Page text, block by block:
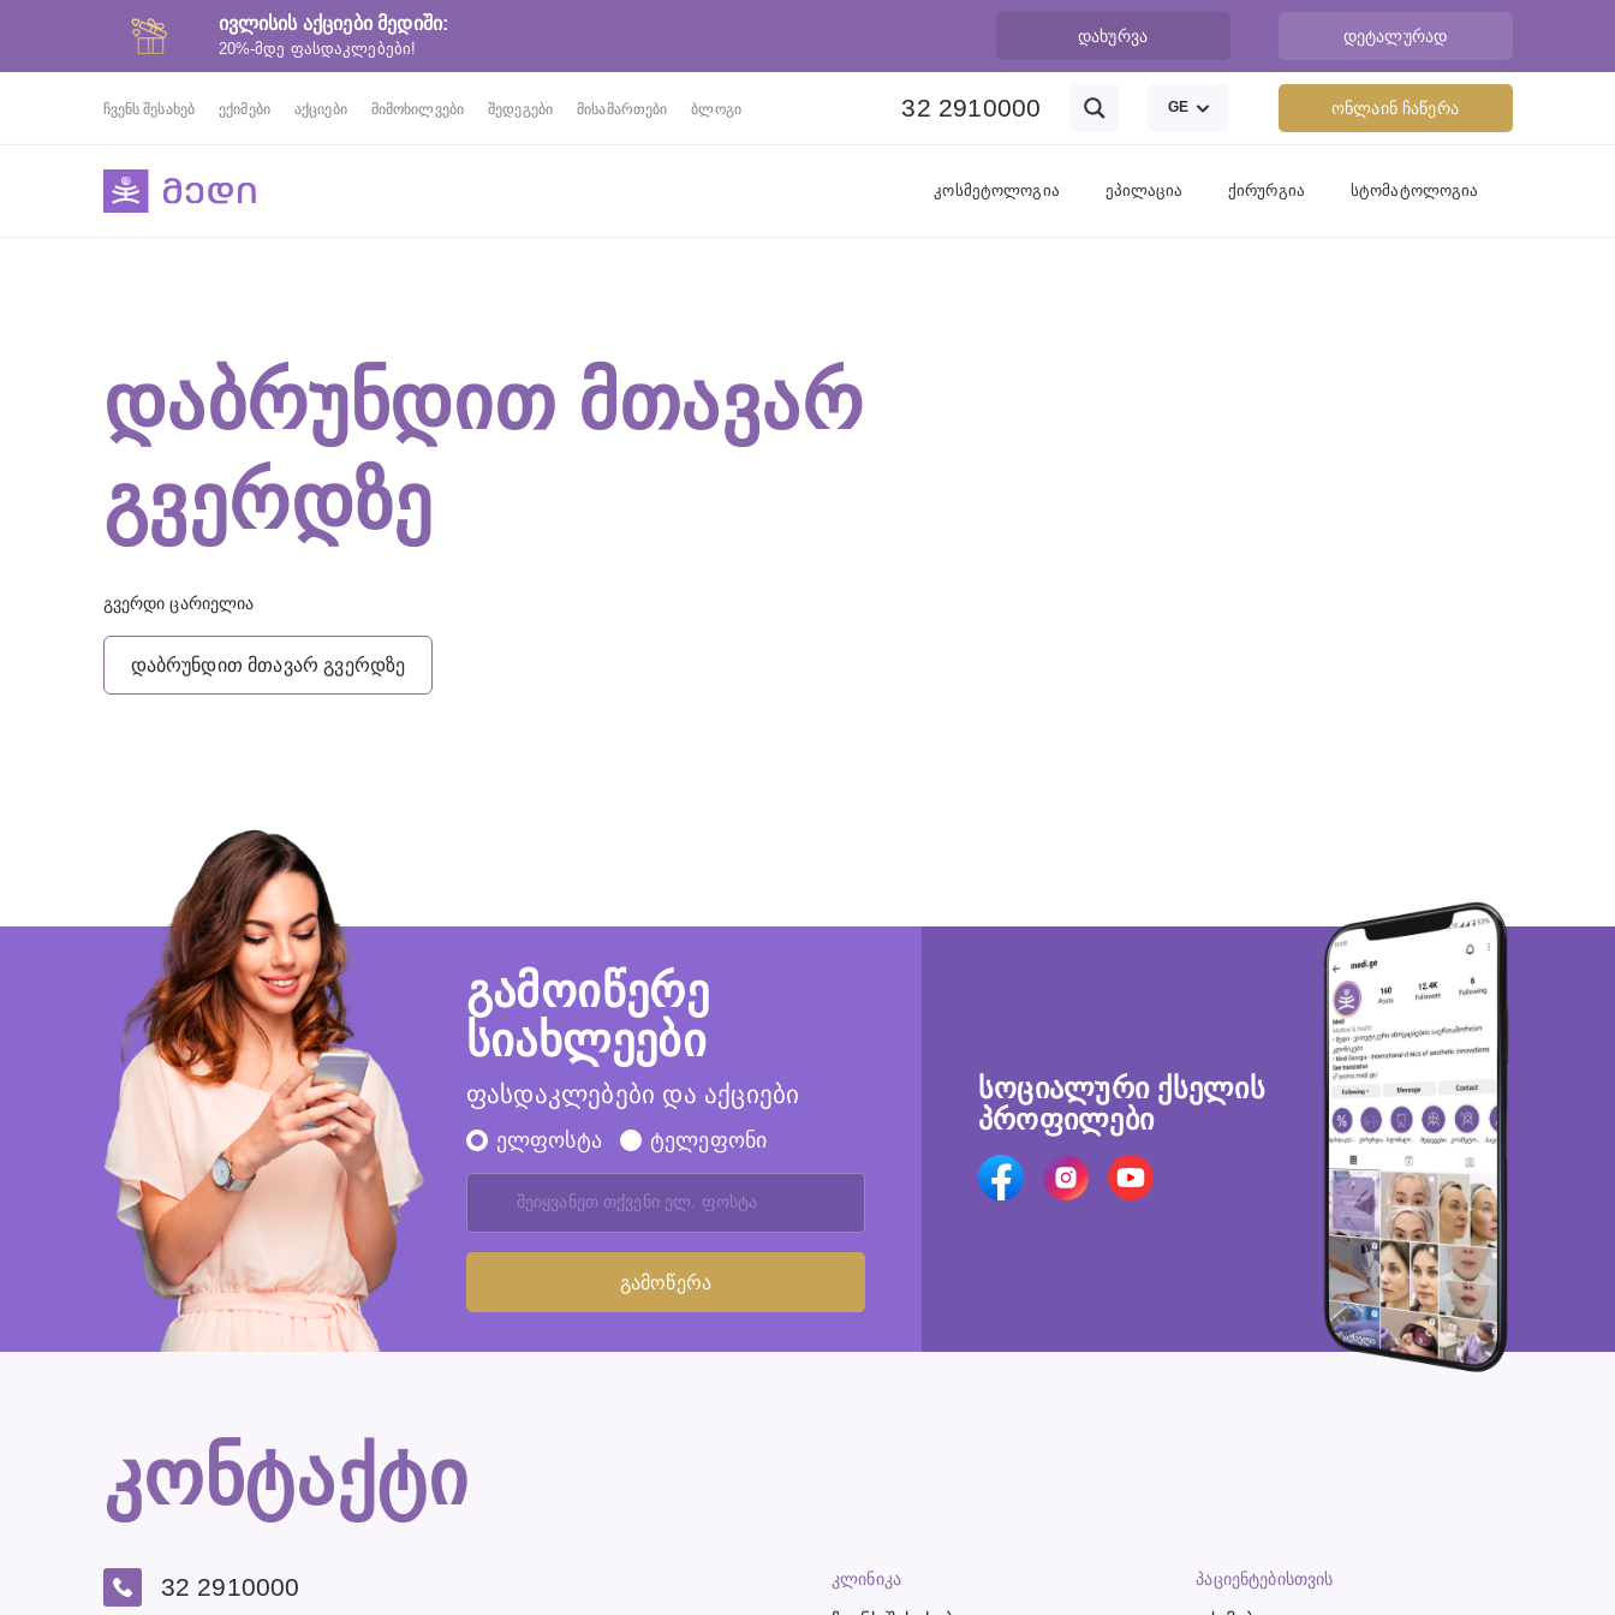
ივლისის აქციები მედიში:
20%-მდე ფასდაკლებები!
დახურვა დეტალურად
ჩვენს შესახებ ექიმები აქციები მიმოხილვები შედეგები მისამართები ბლოგი 32 2910000 GE ონლაინ ჩაწერა
კოსმეტოლოგია ეპილაცია ქირურგია სტომატოლოგია
ᲓᲐᲑᲠᲣᲜᲓᲘᲗ ᲛᲗᲐᲕᲐᲠ
ᲒᲕᲔᲠᲓᲖᲔ
გვერდი ცარიელია
დაბრუნდით მთავარ გვერდზე
გამოიწერე
სიახლეები
ფასდაკლებები და აქციები
ელფოსტა ტელეფონი
სოციალური ქსელის
პროფილები
კონტაქტი
32 2910000 ᲙᲚᲘᲜᲘᲙᲐ ᲞᲐᲪᲘᲔᲜᲢᲔᲑᲘᲡᲗᲕᲘᲡ